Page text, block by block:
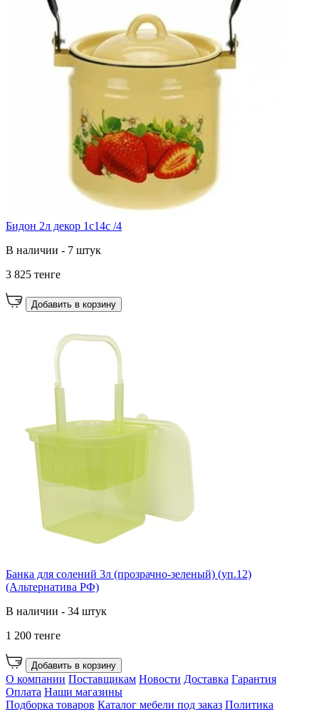
Бидон 2л декор 1с14с /4
В наличии - 7 штук
3 825 тенге
Добавить в корзину
Банка для солений 3л (прозрачно-зеленый) (уп.12)
(Альтернатива РФ)
В наличии - 34 штук
1 200 тенге
Добавить в корзину
О компании Поставщикам Новости Доставка Гарантия
Оплата Наши магазины
Подборка товаров Каталог мебели под заказ Политика